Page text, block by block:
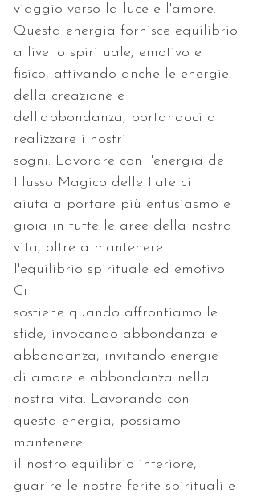
viaggio verso la luce e l'amore.
Questa energia fornisce equilibrio
a livello spirituale, emotivo e
fisico, attivando anche le energie
della creazione e
dell'abbondanza, portandoci a
realizzare i nostri
sogni. Lavorare con l'energia del
Flusso Magico delle Fate ci
aiuta a portare più entusiasmo e
gioia in tutte le aree della nostra
vita, oltre a mantenere
l'equilibrio spirituale ed emotivo.
Ci
sostiene quando affrontiamo le
sfide, invocando abbondanza e
abbondanza, invitando energie
di amore e abbondanza nella
nostra vita. Lavorando con
questa energia, possiamo
mantenere
il nostro equilibrio interiore,
guarire le nostre ferite spirituali e